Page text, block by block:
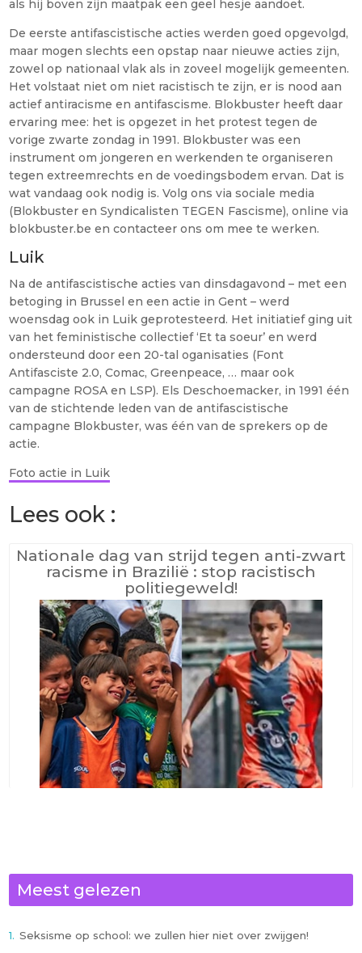
als hij boven zijn maatpak een geel hesje aandoet.
De eerste antifascistische acties werden goed opgevolgd,
maar mogen slechts een opstap naar nieuwe acties zijn,
zowel op nationaal vlak als in zoveel mogelijk gemeenten.
Het volstaat niet om niet racistisch te zijn, er is nood aan
actief antiracisme en antifascisme. Blokbuster heeft daar
ervaring mee: het is opgezet in het protest tegen de
vorige zwarte zondag in 1991. Blokbuster was een
instrument om jongeren en werkenden te organiseren
tegen extreemrechts en de voedingsbodem ervan. Dat is
wat vandaag ook nodig is. Volg ons via sociale media
(Blokbuster en Syndicalisten TEGEN Fascisme), online via
blokbuster.be en contacteer ons om mee te werken.
Luik
Na de antifascistische acties van dinsdagavond – met een
betoging in Brussel en een actie in Gent – werd
woensdag ook in Luik geprotesteerd. Het initiatief ging uit
van het feministische collectief ‘Et ta soeur’ en werd
ondersteund door een 20-tal oganisaties (Font
Antifasciste 2.0, Comac, Greenpeace, … maar ook
campagne ROSA en LSP). Els Deschoemacker, in 1991 één
van de stichtende leden van de antifascistische
campagne Blokbuster, was één van de sprekers op de
actie.
Foto actie in Luik
Lees ook :
Nationale dag van strijd tegen anti-zwart
racisme in Brazilië : stop racistisch
politiegeweld!
Meest gelezen
Seksisme op school: we zullen hier niet over zwijgen!